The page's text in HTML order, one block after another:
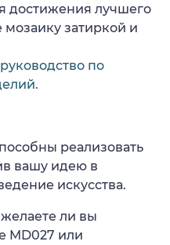
достижения лучшего
мозаику затиркой и
по
реализовать
вашу идею в
искусства.
ли вы
MD027 или